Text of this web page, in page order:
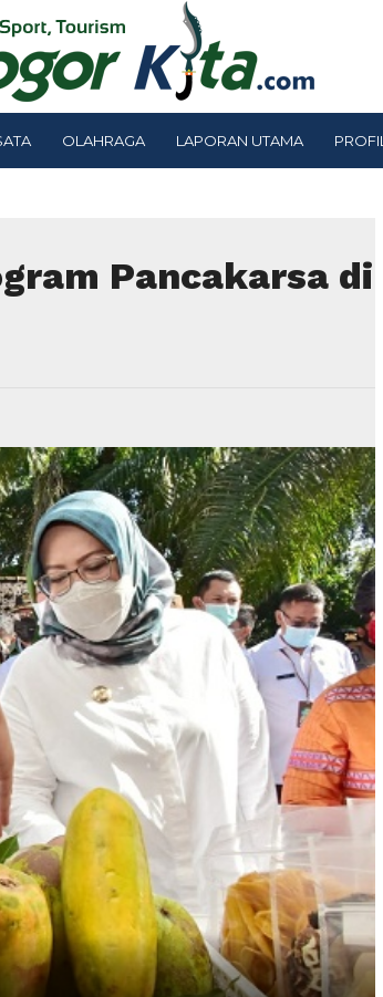
OLAHRAGA LAPORAN UTAMA PROFIL
Pancakarsa di